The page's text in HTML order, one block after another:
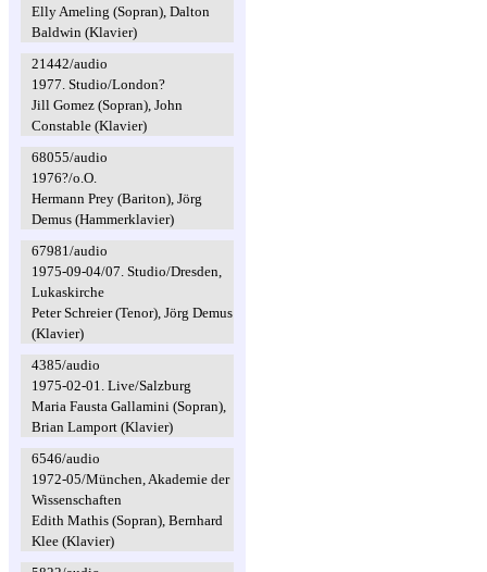
Elly Ameling (Sopran), Dalton
Baldwin (Klavier)
21442/audio
1977. Studio/London?
Jill Gomez (Sopran), John
Constable (Klavier)
68055/audio
1976?/o.O.
Hermann Prey (Bariton), Jörg
Demus (Hammerklavier)
67981/audio
1975-09-04/07. Studio/Dresden,
Lukaskirche
Peter Schreier (Tenor), Jörg Demus
(Klavier)
4385/audio
1975-02-01. Live/Salzburg
Maria Fausta Gallamini (Sopran),
Brian Lamport (Klavier)
6546/audio
1972-05/München, Akademie der
Wissenschaften
Edith Mathis (Sopran), Bernhard
Klee (Klavier)